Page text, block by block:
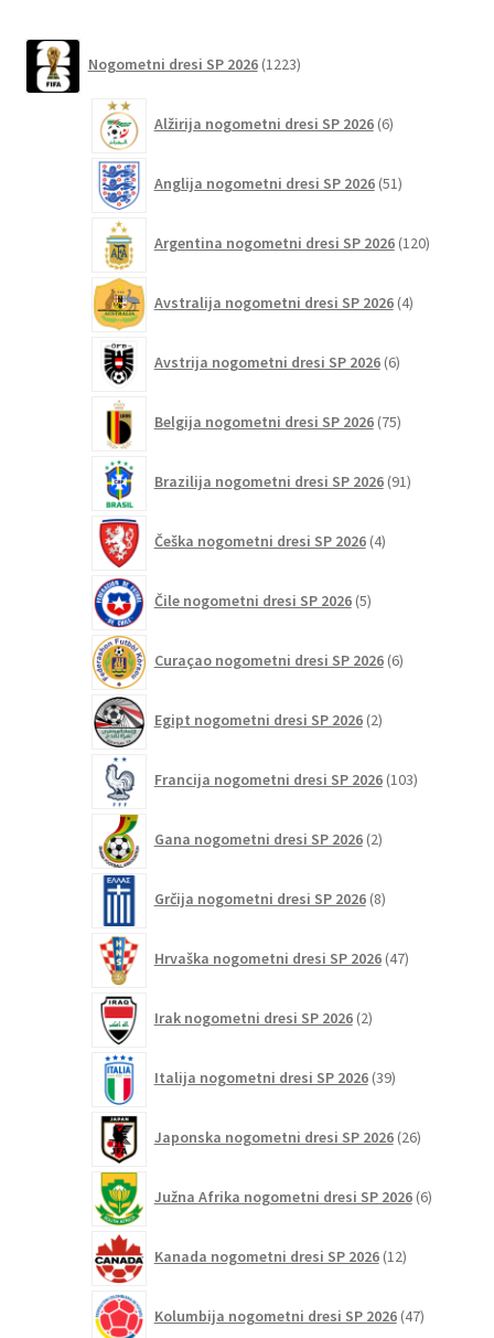
na
izdelka
Nogometni dresi SP 2026 1223izdelkov
Alžirija nogometni dresi SP 2026 6izdelkov
Anglija nogometni dresi SP 2026 51izdelkov
Argentina nogometni dresi SP 2026 120izdelkov
Avstralija nogometni dresi SP 2026 4izdelki
Avstrija nogometni dresi SP 2026 6izdelkov
Belgija nogometni dresi SP 2026 75izdelkov
Brazilija nogometni dresi SP 2026 91izdelkov
Češka nogometni dresi SP 2026 4izdelki
Čile nogometni dresi SP 2026 5izdelkov
Curaçao nogometni dresi SP 2026 6izdelkov
Egipt nogometni dresi SP 2026 2izdelka
Francija nogometni dresi SP 2026 103izdelki
Gana nogometni dresi SP 2026 2izdelka
Grčija nogometni dresi SP 2026 8izdelkov
Hrvaška nogometni dresi SP 2026 47izdelkov
Irak nogometni dresi SP 2026 2izdelka
Italija nogometni dresi SP 2026 39izdelkov
Japonska nogometni dresi SP 2026 26izdelkov
Južna Afrika nogometni dresi SP 2026 6izdelkov
Kanada nogometni dresi SP 2026 12izdelkov
Kolumbija nogometni dresi SP 2026 47izdelkov